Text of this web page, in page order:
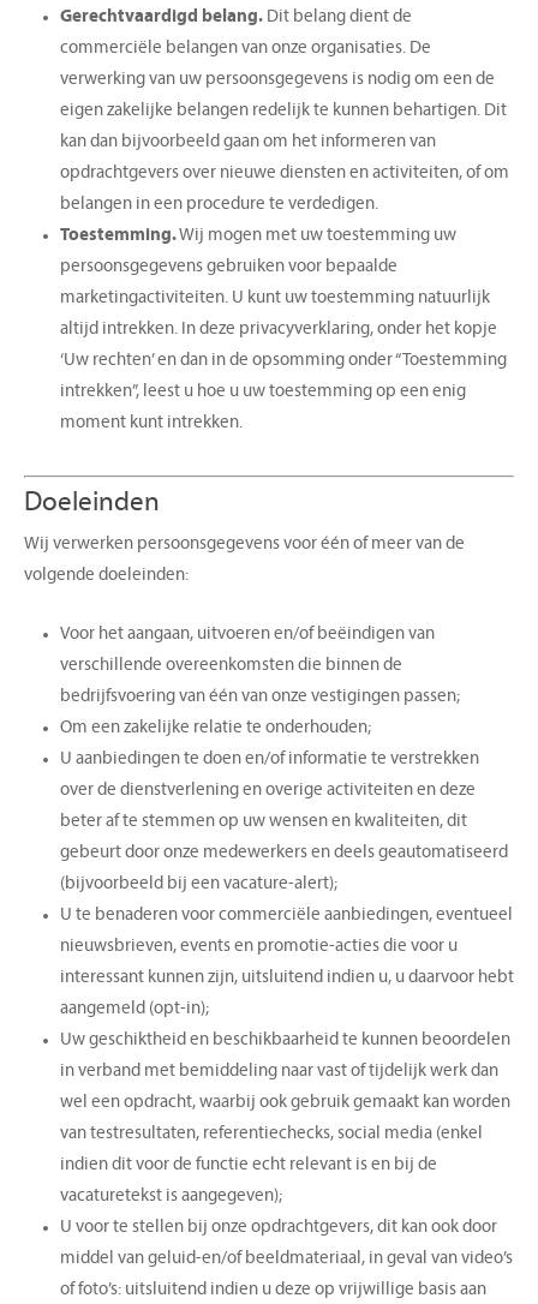
Gerechtvaardigd belang. Dit belang dient de
commerciële belangen van onze organisaties. De
verwerking van uw persoonsgegevens is nodig om een de
eigen zakelijke belangen redelijk te kunnen behartigen. Dit
kan dan bijvoorbeeld gaan om het informeren van
opdrachtgevers over nieuwe diensten en activiteiten, of om
belangen in een procedure te verdedigen.
Toestemming.Wij mogen met uw toestemming uw
persoonsgegevens gebruiken voor bepaalde
marketingactiviteiten. U kunt uw toestemming natuurlijk
altijd intrekken. In deze privacyverklaring, onder het kopje
‘Uw rechten’ en dan in de opsomming onder “Toestemming
intrekken”, leest u hoe u uw toestemming op een enig
moment kunt intrekken.
Doeleinden
Wij verwerken persoonsgegevens voor één of meer van de
volgende doeleinden:
Voor het aangaan, uitvoeren en/of beëindigen van
verschillende overeenkomsten die binnen de
bedrijfsvoering van één van onze vestigingen passen;
Om een zakelijke relatie te onderhouden;
U aanbiedingen te doen en/of informatie te verstrekken
over de dienstverlening en overige activiteiten en deze
beter af te stemmen op uw wensen en kwaliteiten, dit
gebeurt door onze medewerkers en deels geautomatiseerd
(bijvoorbeeld bij een vacature-alert);
U te benaderen voor commerciële aanbiedingen, eventueel
nieuwsbrieven, events en promotie-acties die voor u
interessant kunnen zijn, uitsluitend indien u, u daarvoor hebt
aangemeld (opt-in);
Uw geschiktheid en beschikbaarheid te kunnen beoordelen
in verband met bemiddeling naar vast of tijdelijk werk dan
wel een opdracht, waarbij ook gebruik gemaakt kan worden
van testresultaten, referentiechecks, social media (enkel
indien dit voor de functie echt relevant is en bij de
vacaturetekst is aangegeven);
U voor te stellen bij onze opdrachtgevers, dit kan ook door
middel van geluid-en/of beeldmateriaal, in geval van video’s
of foto’s: uitsluitend indien u deze op vrijwillige basis aan